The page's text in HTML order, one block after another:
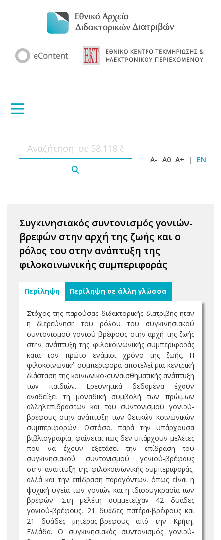
A- A0 A+ | EN
Συγκινησιακός συντονισμός γονιών-
βρεφών στην αρχή της ζωής και ο
ρόλος του στην ανάπτυξη της
φιλοκοινωνικής συμπεριφοράς
Περίληψη Περίληψη σε άλλη γλώσσα
Στόχος της παρούσας διδακτορικής διατριβής ήταν
η διερεύνηση του ρόλου του συγκινησιακού
συντονισμού γονιού-βρέφους στην αρχή της ζωής
στην ανάπτυξη της φιλοκοινωνικής συμπεριφοράς
κατά τον πρώτο ενάμισι χρόνο της ζωής. Η
φιλοκοινωνική συμπεριφορά αποτελεί μια κεντρική
διάσταση της κοινωνικο-συναισθηματικής ανάπτυξη
των παιδιών. Ερευνητικά δεδομένα έχουν
αναδείξει τη μοναδική συμβολή των πρώιμων
αλληλεπιδράσεων και του συντονισμού γονιού-
βρέφους στην ανάπτυξη των θετικών κοινωνικών
συμπεριφορών. Ωστόσο, παρά την υπάρχουσα
βιβλιογραφία, φαίνεται πως δεν υπάρχουν μελέτες
που να έχουν εξετάσει την επίδραση του
συγκινησιακού συντονισμού γονιού-βρέφους
στην ανάπτυξη της φιλοκοινωνικής συμπεριφοράς,
αλλά και την επίδραση παραγόντων, όπως είναι η
ψυχική υγεία των γονιών και η ιδιοσυγκρασία των
βρεφών. Στη μελέτη συμμετείχαν 42 δυάδες
γονιού-βρέφους, 21 δυάδες πατέρα-βρέφους και
21 δυάδες μητέρας-βρέφους από την Κρήτη,
Ελλάδα. Ο συγκινησιακός συντονισμός γονιού-